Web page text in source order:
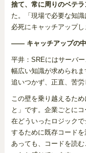
捨て、常に周りのベテ
た。「現場で必要な知
必死にキャッチアップし
―― キャッチアップの中
平井：SREにはサーバ
幅広い知識が求められ
追いつかず、正直、苦労
この壁を乗り越えるた
と」です。企業ごとに
在どういったロジック
するために既存コード
あっても、コードを読